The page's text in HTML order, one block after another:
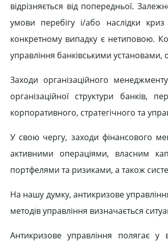
відрізняється від попередньої.
умови перебігу і/або наслідки
конкретному випадку є нетиповою.
управління банківськими установами,
Заходи організаційного
організаційної структури банків,
корпоративного, стратегічного та
У свою чергу, заходи фінансового
активними операціями, власним
портфелями та ризиками, а також
На нашу думку, антикризове
методів управління визначається
Антикризове управління полягає у